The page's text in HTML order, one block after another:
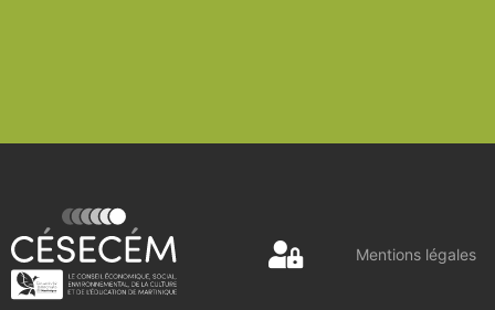
Mentions légales